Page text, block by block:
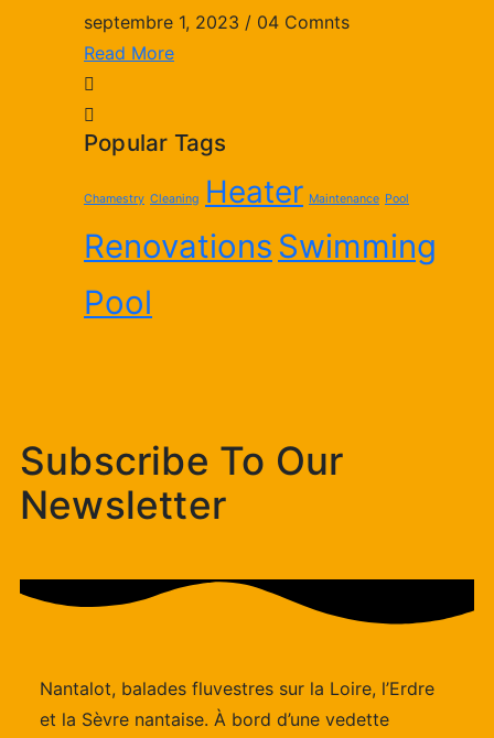
septembre 1, 2023 / 04 Comnts
Read More
Popular Tags
Chamestry Cleaning Heater Maintenance Pool
Renovations Swimming
Pool
Subscribe To Our
Newsletter
Nantalot, balades fluvestres sur la Loire, l’Erdre
et la Sèvre nantaise. À bord d’une vedette